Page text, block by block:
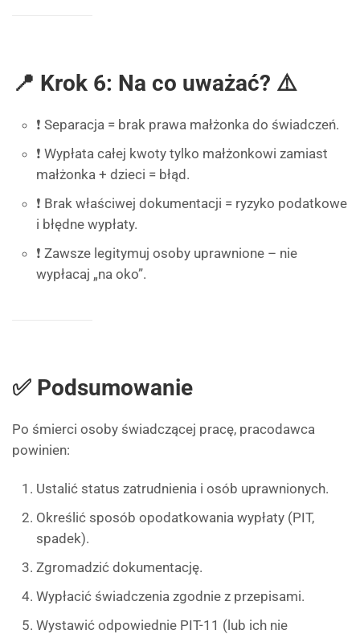
📍 Krok 6: Na co uważać? ⚠️
❗ Separacja = brak prawa małżonka do świadczeń.
❗ Wypłata całej kwoty tylko małżonkowi zamiast
małżonka + dzieci = błąd.
❗ Brak właściwej dokumentacji = ryzyko podatkowe
i błędne wypłaty.
❗ Zawsze legitymuj osoby uprawnione – nie
wypłacaj „na oko”.
✅ Podsumowanie
Po śmierci osoby świadczącej pracę, pracodawca
powinien:
Ustalić status zatrudnienia i osób uprawnionych.
Określić sposób opodatkowania wypłaty (PIT,
spadek).
Zgromadzić dokumentację.
Wypłacić świadczenia zgodnie z przepisami.
Wystawić odpowiednie PIT-11 (lub ich nie